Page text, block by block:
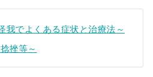
我でよくある症状と治療法～
挫等～